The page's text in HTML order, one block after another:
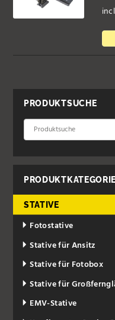
PRODUKTSUCHE
STATIVE
Fotostative
Stative für Ansitz
Stative für Fotobox
Stative für
EMV-Stative